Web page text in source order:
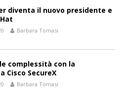
diventa il nuovo presidente e
Barbara Tomasi
complessità con la
Cisco SecureX
Barbara Tomasi